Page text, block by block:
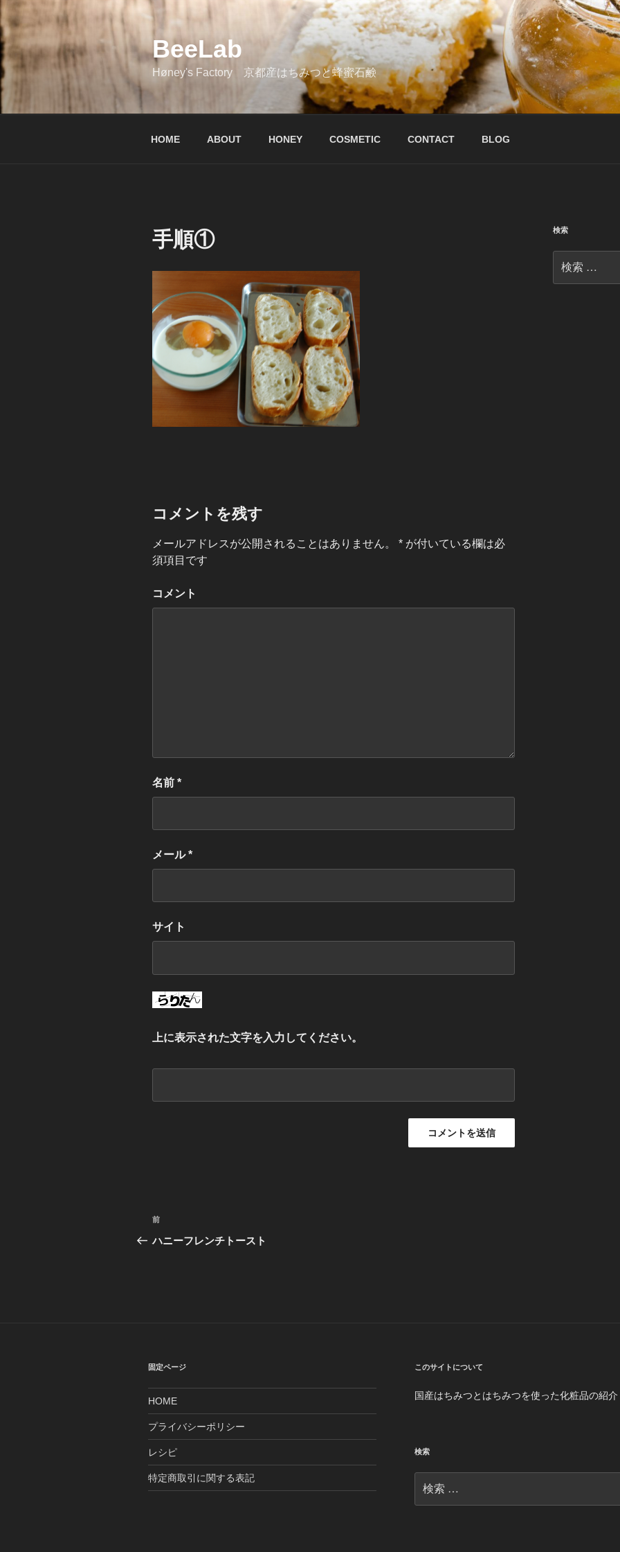
コ
ン
テ
ン
ツ
へ
BeeLab
Høney's Factory 京都産はちみつと蜂蜜石鹸
HOME ABOUT HONEY COSMETIC CONTACT BLOG
手順①
コメントを残す
メールアドレスが公開されることはありません。 * が付いている欄は必
須項目です
コメント
名前 *
メール*
サイト
上に表示された文字を入力してください。
投
稿
シ
ョ
ン
過
去
前
ハニーフレンチトースト
検索
索:
固定ページ
HOME
プライバシーポリシー
レシピ
特定商取引に関する表記
このサイトについて
国産はちみつとはちみつを使った化粧品の紹介
検索
索: